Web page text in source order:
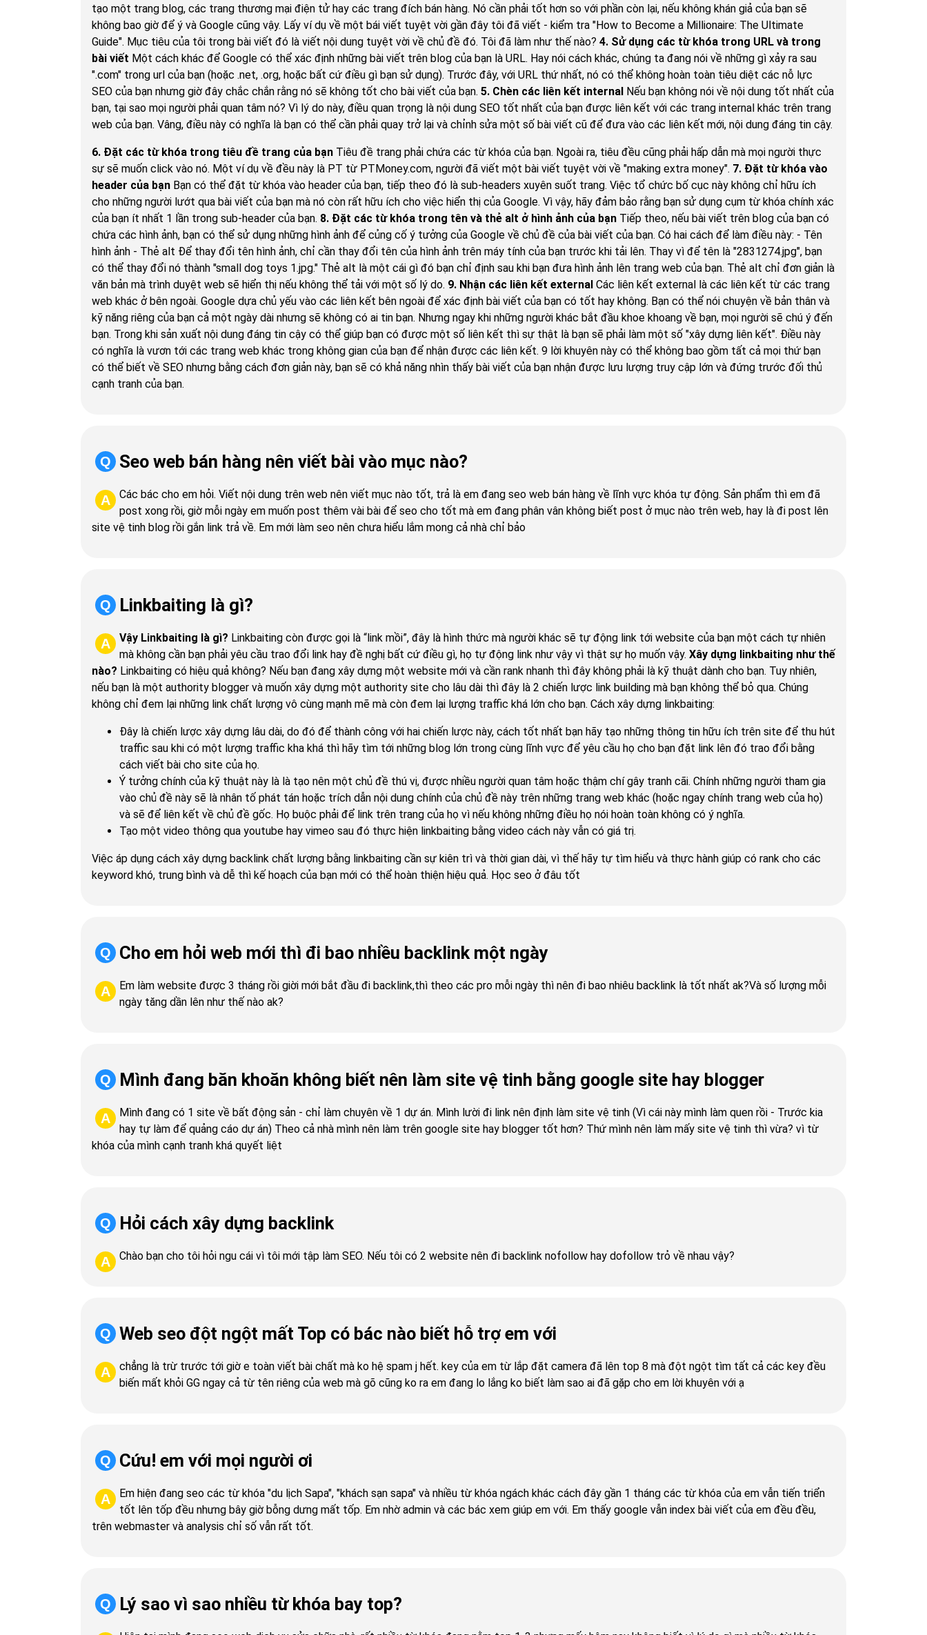
tạo một trang blog, các trang thương mại điện tử hay các trang đích bán hàng. Nó cần phải tốt hơn so với phần còn lại, nếu không khán giả của bạn sẽ
không bao giờ để ý và Google cũng vậy. Lấy ví dụ về một bái viết tuyệt vời gần đây tôi đã viết - kiểm tra "How to Become a Millionaire: The Ultimate
Guide". Mục tiêu của tôi trong bài viết đó là viết nội dung tuyệt vời về chủ đề đó. Tôi đã làm như thế nào? 4. Sử dụng các từ khóa trong URL và trong
bài viết Một cách khác để Google có thể xác định những bài viết trên blog của bạn là URL. Hay nói cách khác, chúng ta đang nói về những gì xảy ra sau
".com" trong url của bạn (hoặc .net, .org, hoặc bất cứ điều gì bạn sử dụng). Trước đây, với URL thứ nhất, nó có thể không hoàn toàn tiêu diệt các nỗ lực
SEO của bạn nhưng giờ đây chắc chắn rằng nó sẽ không tốt cho bài viết của bạn. 5. Chèn các liên kết internal Nếu bạn không nói về nội dung tốt nhất của
bạn, tại sao mọi người phải quan tâm nó? Vì lý do này, điều quan trọng là nội dung SEO tốt nhất của bạn được liên kết với các trang internal khác trên trang
web của bạn. Vâng, điều này có nghĩa là bạn có thể cần phải quay trở lại và chỉnh sửa một số bài viết cũ để đưa vào các liên kết mới, nội dung đáng tin cậy.
6. Đặt các từ khóa trong tiêu đề trang của bạn Tiêu đề trang phải chứa các từ khóa của bạn. Ngoài ra, tiêu đều cũng phải hấp dẫn mà mọi người thực
sự sẽ muốn click vào nó. Một ví dụ về đều này là PT từ PTMoney.com, người đã viết một bài viết tuyệt vời về "making extra money". 7. Đặt từ khóa vào
header của bạn Bạn có thể đặt từ khóa vào header của bạn, tiếp theo đó là sub-headers xuyên suốt trang. Việc tổ chức bố cục này không chỉ hữu ích
cho những người lướt qua bài viết của bạn mà nó còn rất hữu ích cho việc hiển thị của Google. Vì vậy, hãy đảm bảo rằng bạn sử dụng cụm từ khóa chính xác
của bạn ít nhất 1 lần trong sub-header của bạn. 8. Đặt các từ khóa trong tên và thẻ alt ở hình ảnh của bạn Tiếp theo, nếu bài viết trên blog của bạn có
chứa các hình ảnh, bạn có thể sử dụng những hình ảnh để củng cố ý tưởng của Google về chủ đề của bài viết của bạn. Có hai cách để làm điều này: - Tên
hình ảnh - Thẻ alt Để thay đổi tên hình ảnh, chỉ cần thay đổi tên của hình ảnh trên máy tính của bạn trước khi tải lên. Thay vì để tên là "2831274.jpg", bạn
có thể thay đổi nó thành "small dog toys 1.jpg." Thẻ alt là một cái gì đó bạn chỉ định sau khi bạn đưa hình ảnh lên trang web của bạn. Thẻ alt chỉ đơn giản là
văn bản mà trình duyệt web sẽ hiển thị nếu không thể tải với một số lý do. 9. Nhận các liên kết external Các liên kết external là các liên kết từ các trang
web khác ở bên ngoài. Google dựa chủ yếu vào các liên kết bên ngoài để xác định bài viết của bạn có tốt hay không. Bạn có thể nói chuyện về bản thân và
kỹ năng riêng của bạn cả một ngày dài nhưng sẽ không có ai tin bạn. Nhưng ngay khi những người khác bắt đầu khoe khoang về bạn, mọi người sẽ chú ý đến
bạn. Trong khi sản xuất nội dung đáng tin cậy có thể giúp bạn có được một số liên kết thì sự thật là bạn sẽ phải làm một số "xây dựng liên kết". Điều này
có nghĩa là vươn tới các trang web khác trong không gian của bạn để nhận được các liên kết. 9 lời khuyên này có thể không bao gồm tất cả mọi thứ bạn
có thể biết về SEO nhưng bằng cách đơn giản này, bạn sẽ có khả năng nhìn thấy bài viết của bạn nhận được lưu lượng truy cập lớn và đứng trước đối thủ
cạnh tranh của bạn.
Q Seo web bán hàng nên viết bài vào mục nào?
A
Các bác cho em hỏi. Viết nội dung trên web nên viết mục nào tốt, trả là em đang seo web bán hàng về lĩnh vực khóa tự động. Sản phẩm thì em đã
post xong rồi, giờ mỗi ngày em muốn post thêm vài bài để seo cho tốt mà em đang phân vân không biết post ở mục nào trên web, hay là đi post lên
site vệ tinh blog rồi gắn link trả về. Em mới làm seo nên chưa hiểu lắm mong cả nhà chỉ bảo
Q Linkbaiting là gì?
A Vậy Linkbaiting là gì? Linkbaiting còn được gọi là “link mồi”, đây là hình thức mà người khác sẽ tự động link tới website của bạn một cách tự nhiên
mà không cần bạn phải yêu cầu trao đổi link hay đề nghị bất cứ điều gì, họ tự động link như vậy vì thật sự họ muốn vậy. Xây dựng linkbaiting như thế
nào? Linkbaiting có hiệu quả không? Nếu bạn đang xây dựng một website mới và cần rank nhanh thì đây không phải là kỹ thuật dành cho bạn. Tuy nhiên,
nếu bạn là một authority blogger và muốn xây dựng một authority site cho lâu dài thì đây là 2 chiến lược link building mà bạn không thể bỏ qua. Chúng
không chỉ đem lại những link chất lượng vô cùng mạnh mẽ mà còn đem lại lượng traffic khá lớn cho bạn. Cách xây dựng linkbaiting:
Đây là chiến lược xây dựng lâu dài, do đó để thành công với hai chiến lược này, cách tốt nhất bạn hãy tạo những thông tin hữu ích trên site để thu hút
traffic sau khi có một lượng traffic kha khá thì hãy tìm tới những blog lớn trong cùng lĩnh vực để yêu cầu họ cho bạn đặt link lên đó trao đổi bằng
cách viết bài cho site của họ.
Ý tưởng chính của kỹ thuật này là là tạo nên một chủ đề thú vị, được nhiều người quan tâm hoặc thậm chí gây tranh cãi. Chính những người tham gia
vào chủ đề này sẽ là nhân tố phát tán hoặc trích dẫn nội dung chính của chủ đề này trên những trang web khác (hoặc ngay chính trang web của họ)
và sẽ để liên kết về chủ đề gốc. Họ buộc phải để link trên trang của họ vì nếu không những điều họ nói hoàn toàn không có ý nghĩa.
Tạo một video thông qua youtube hay vimeo sau đó thực hiện linkbaiting bằng video cách này vẫn có giá trị.
Việc áp dụng cách xây dựng backlink chất lượng bằng linkbaiting cần sự kiên trì và thời gian dài, vì thế hãy tự tìm hiểu và thực hành giúp có rank cho các
keyword khó, trung bình và dễ thì kế hoạch của bạn mới có thể hoàn thiện hiệu quả. Học seo ở đâu tốt
Q Cho em hỏi web mới thì đi bao nhiều backlink một ngày
A
Em làm website được 3 tháng rồi giời mới bắt đầu đi backlink,thì theo các pro mỗi ngày thì nên đi bao nhiêu backlink là tốt nhất ak?Và số lượng mỗi
ngày tăng dần lên như thế nào ak?
Q Mình đang băn khoăn không biết nên làm site vệ tinh bằng google site hay blogger
A
Mình đang có 1 site về bất động sản - chỉ làm chuyên về 1 dự án. Mình lười đi link nên định làm site vệ tinh (Vì cái này mình làm quen rồi - Trước kia
hay tự làm để quảng cáo dự án) Theo cả nhà mình nên làm trên google site hay blogger tốt hơn? Thứ mình nên làm mấy site vệ tinh thì vừa? vì từ
khóa của mình cạnh tranh khá quyết liệt
Q Hỏi cách xây dựng backlink
A Chào bạn cho tôi hỏi ngu cái vì tôi mới tập làm SEO. Nếu tôi có 2 website nên đi backlink nofollow hay dofollow trỏ về nhau vậy?
Q Web seo đột ngột mất Top có bác nào biết hỗ trợ em với
A
chẳng là trừ trước tới giờ e toàn viết bài chất mà ko hệ spam j hết. key của em từ lắp đặt camera đã lên top 8 mà đột ngột tìm tất cả các key đều
biến mất khỏi GG ngay cả từ tên riêng của web mà gõ cũng ko ra em đang lo lắng ko biết làm sao ai đã gặp cho em lời khuyên với ạ
Q Cứu! em với mọi người ơi
A
Em hiện đang seo các từ khóa "du lịch Sapa", "khách sạn sapa" và nhiều từ khóa ngách khác cách đây gần 1 tháng các từ khóa của em vẫn tiến triển
tốt lên tốp đều nhưng bây giờ bỗng dưng mất tốp. Em nhờ admin và các bác xem giúp em với. Em thấy google vẫn index bài viết của em đều đều,
trên webmaster và analysis chỉ số vẫn rất tốt.
Q Lý sao vì sao nhiều từ khóa bay top?